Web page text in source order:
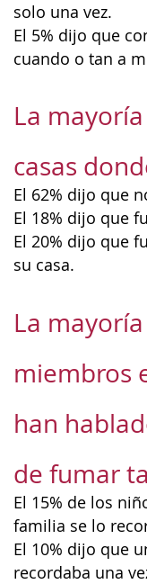
solo una vez.
El 5% dijo que
cuando o tan a
La
casas
El 62% dijo que
El 18% dijo que
El 20% dijo que
su casa.
La
miembros
han
de fumar
El 15% de los
familia se lo
El 10% dijo que
recordaba una